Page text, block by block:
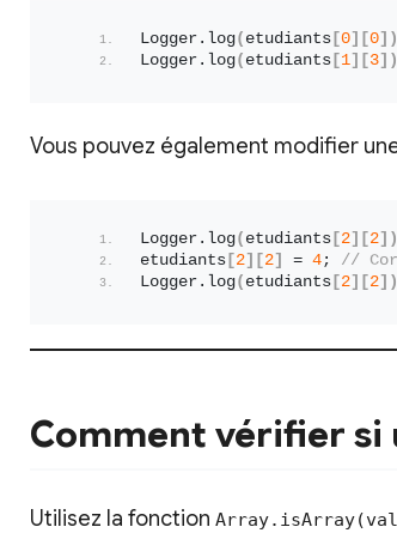
Logger. log( etudiants [0][0])
Logger. log( etudiants [ 1][ 3])
Vous pouvez également modifier
Logger. log( etudiants [ 2][ 2])
etudiants [ 2][ 2] = 4; //
Logger. log( etudiants [ 2][ 2])
Comment vérifier si
Utilisez la fonction